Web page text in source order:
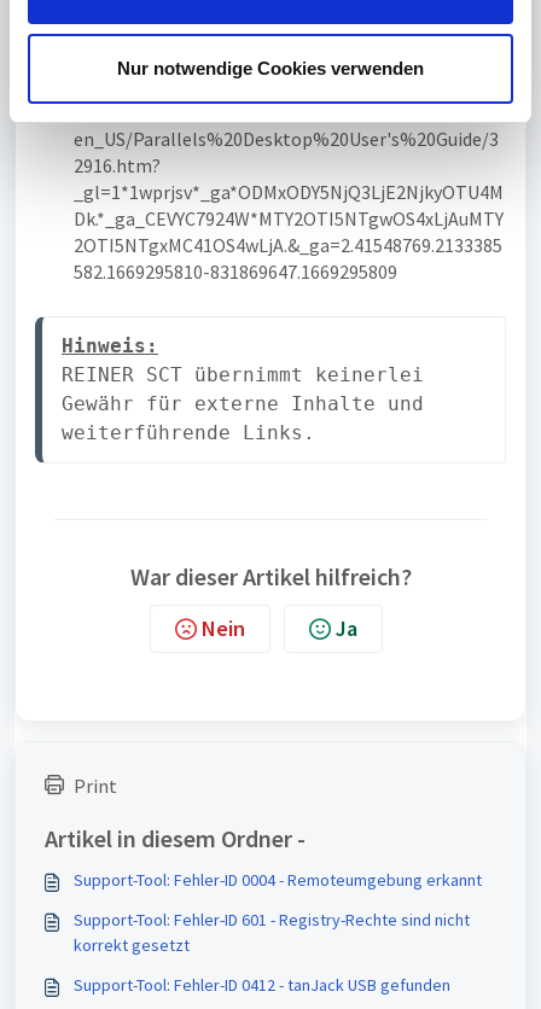
a
Nur notwendige Cookies verwenden
https://download.parallels.com/desktop/v15/docs/
en_US/Parallels%20Desktop%20User's%20Guide/3
en_US/Parallels%20Desktop%20User's%20Guide/3
2916.htm?
_gl=1*1wprjsv*_ga*ODMxODY5NjQ3LjE2NjkyOTU4M
Dk.*_ga_CEVYC7924W*MTY2OTI5NTgwOS4xLjAuMTY
2OTI5NTgxMC41OS4wLjA.&_ga=2.41548769.2133385
582.1669295810-831869647.1669295809
Hinweis:
REINER SCT übernimmt keinerlei
Gewähr für externe Inhalte und
weiterführende Links.
War dieser Artikel hilfreich?
Nein Ja
Print
Artikel in diesem Ordner -
Support-Tool: Fehler-ID 0004 - Remoteumgebung erkannt
Support-Tool: Fehler-ID 601 - Registry-Rechte sind nicht
korrekt gesetzt
Support-Tool: Fehler-ID 0412 - tanJack USB gefunden